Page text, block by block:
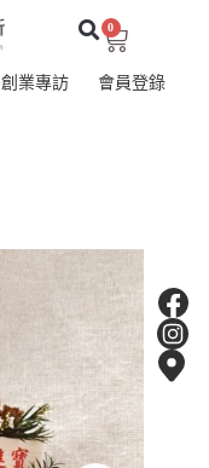
0
創業專訪 會員登錄